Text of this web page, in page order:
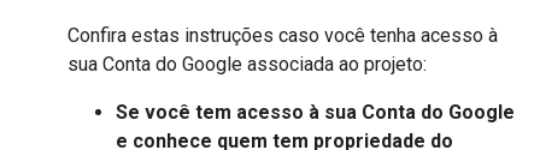
Confira estas instruções caso você tenha acesso à
sua Conta do Google associada ao projeto:
Se você tem acesso à sua Conta do Google
e conhece quem tem propriedade do